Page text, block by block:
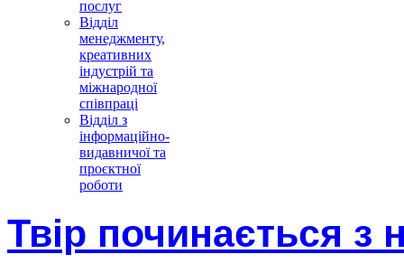
послуг
Відділ
менеджменту,
креативних
індустрій та
міжнародної
співпраці
Відділ з
інформаційно-
видавничої та
проєктної
роботи
Твір починається з